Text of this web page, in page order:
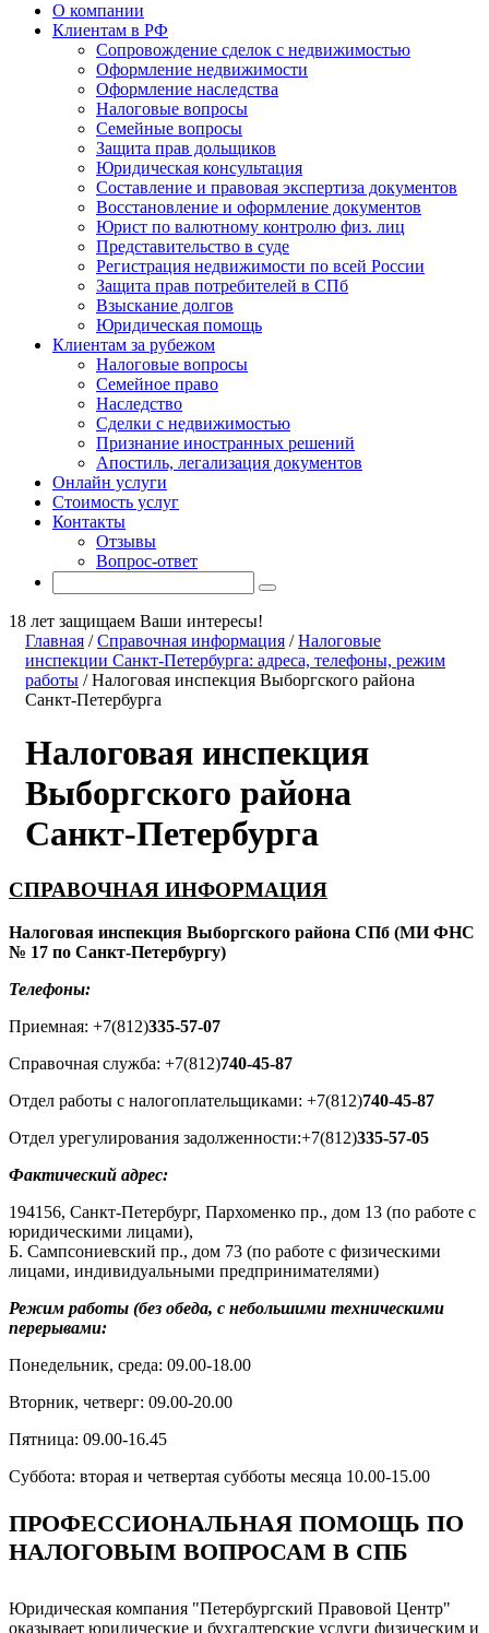
О компании
Клиентам в РФ
Cопровождение сделок с недвижимостью
Оформление недвижимости
Оформление наследства
Налоговые вопросы
Семейные вопросы
Защита прав дольщиков
Юридическая консультация
Составление и правовая экспертиза документов
Восстановление и оформление документов
Юрист по валютному контролю физ. лиц
Представительство в суде
Регистрация недвижимости по всей России
Защита прав потребителей в СПб
Взыскание долгов
Юридическая помощь
Клиентам за рубежом
Налоговые вопросы
Семейное право
Наследство
Сделки с недвижимостью
Признание иностранных решений
Апостиль, легализация документов
Онлайн услуги
Стоимость услуг
Контакты
Отзывы
Вопрос-ответ
18 лет защищаем Ваши интересы!
Главная /Справочная информация /Налоговые
инспекции Санкт-Петербурга: адреса, телефоны, режим
работы /Налоговая инспекция Выборгского района
Санкт-Петербурга
Налоговая инспекция
Выборгского района
Санкт-Петербурга
СПРАВОЧНАЯ ИНФОРМАЦИЯ
Налоговая инспекция Выборгского района СПб (МИ ФНС
№ 17 по Санкт-Петербургу)
Телефоны:
Приемная: +7(812)335-57-07
Справочная служба: +7(812)740-45-87
Отдел работы с налогоплательщиками: +7(812)740-45-87
Отдел урегулирования задолженности:+7(812)335-57-05
Фактический адрес:
194156, Санкт-Петербург, Пархоменко пр., дом 13 (по работе с
юридическими лицами),
Б. Сампсониевский пр., дом 73 (по работе с физическими
лицами, индивидуальными предпринимателями)
Режим работы (без обеда, с небольшими техническими
перерывами:
Понедельник, среда: 09.00-18.00
Вторник, четверг: 09.00-20.00
Пятница: 09.00-16.45
Суббота: вторая и четвертая субботы месяца 10.00-15.00
ПРОФЕССИОНАЛЬНАЯ ПОМОЩЬ ПО
НАЛОГОВЫМ ВОПРОСАМ В СПБ
Юридическая компания "Петербургский Правовой Центр"
оказывает юридические и бухгалтерские услуги физическим и